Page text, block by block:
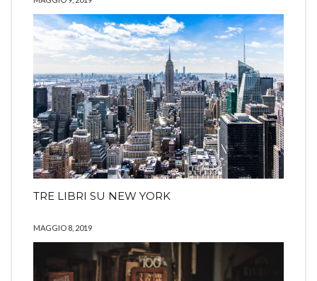
TRE LIBRI SU NEW YORK
MAGGIO 8, 2019